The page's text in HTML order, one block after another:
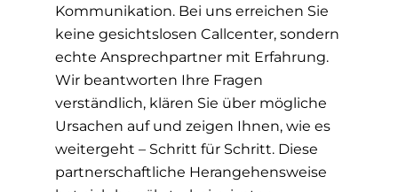
Kommunikation. Bei uns erreichen Sie
keine gesichtslosen Callcenter, sondern
echte Ansprechpartner mit Erfahrung.
Wir beantworten Ihre Fragen
verständlich, klären Sie über mögliche
Ursachen auf und zeigen Ihnen, wie es
weitergeht – Schritt für Schritt. Diese
partnerschaftliche Herangehensweise